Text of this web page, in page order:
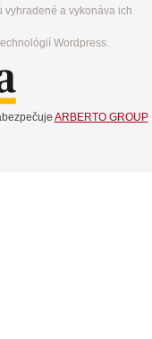
vyhradené a vykonáva ich
Wordpress.
ARBERTO GROUP